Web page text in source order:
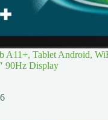
A11+, Tablet Android,
90Hz Display